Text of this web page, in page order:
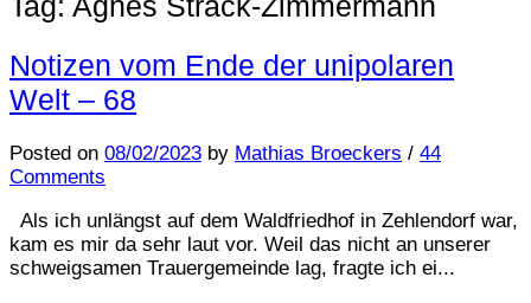
Notizen vom Ende der unipolaren
Welt – 68
Posted on 08/02/2023 by Mathias Broeckers / 44
Comments
Als ich unlängst auf dem Waldfriedhof in Zehlendorf war,
kam es mir da sehr laut vor. Weil das nicht an unserer
schweigsamen Trauergemeinde lag, fragte ich ei...